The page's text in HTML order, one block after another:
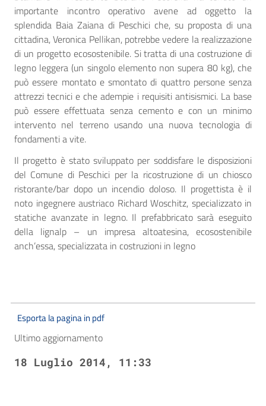
importante incontro operativo avene ad oggetto la
splendida Baia Zaiana di Peschici che, su proposta di una
cittadina, Veronica Pellikan, potrebbe vedere la realizzazione
di un progetto ecosostenibile. Si tratta di una costruzione di
legno leggera (un singolo elemento non supera 80 kg), che
può essere montato e smontato di quattro persone senza
attrezzi tecnici e che adempie i requisiti antisismici. La base
può essere effettuata senza cemento e con un minimo
intervento nel terreno usando una nuova tecnologia di
fondamenti a vite.
Il progetto è stato sviluppato per soddisfare le disposizioni
del Comune di Peschici per la ricostruzione di un chiosco
ristorante/bar dopo un incendio doloso. Il progettista è il
noto ingegnere austriaco Richard Woschitz, specializzato in
statiche avanzate in legno. Il prefabbricato sarà eseguito
della lignalp – un impresa altoatesina, ecosostenibile
anch’essa, specializzata in costruzioni in legno
Esporta la pagina in pdf
Ultimo aggiornamento
18 Luglio 2014, 11:33